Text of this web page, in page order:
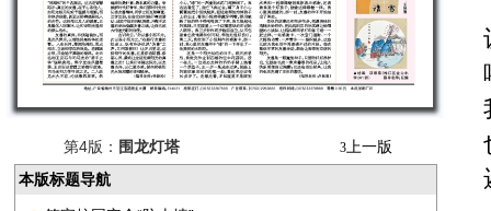
第4版： 围龙灯塔 3 上一版
本版标题导航